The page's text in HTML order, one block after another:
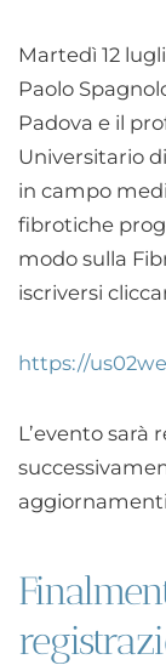
Martedì 12
Paolo
Padova e il
Universitario
in campo
fibrotiche
modo sulla
iscriversi
https://
L’evento sarà